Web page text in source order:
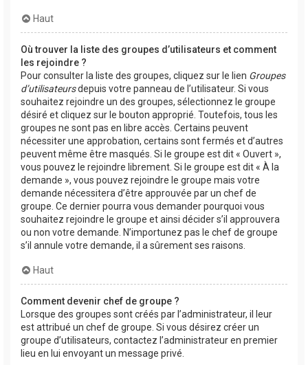
Haut
Où trouver la liste des groupes d’utilisateurs et comment
les rejoindre ?
Pour consulter la liste des groupes, cliquez sur le lien Groupes
d’utilisateursdepuis votre panneau de l’utilisateur. Si vous
souhaitez rejoindre un des groupes, sélectionnez le groupe
désiré et cliquez sur le bouton approprié. Toutefois, tous les
groupes ne sont pas en libre accès. Certains peuvent
nécessiter une approbation, certains sont fermés et d’autres
peuvent même être masqués. Si le groupe est dit « Ouvert »,
vous pouvez le rejoindre librement. Si le groupe est dit « À la
demande », vous pouvez rejoindre le groupe mais votre
demande nécessitera d’être approuvée par un chef de
groupe. Ce dernier pourra vous demander pourquoi vous
souhaitez rejoindre le groupe et ainsi décider s’il approuvera
ou non votre demande. N’importunez pas le chef de groupe
s’il annule votre demande, il a sûrement ses raisons.
Haut
Comment devenir chef de groupe ?
Lorsque des groupes sont créés par l’administrateur, il leur
est attribué un chef de groupe. Si vous désirez créer un
groupe d’utilisateurs, contactez l’administrateur en premier
lieu en lui envoyant un message privé.